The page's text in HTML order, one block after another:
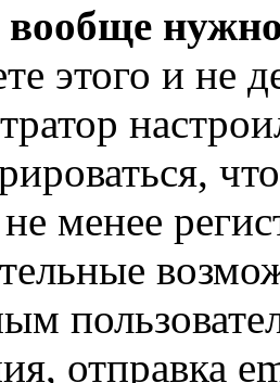
этого и не
менее
отправка